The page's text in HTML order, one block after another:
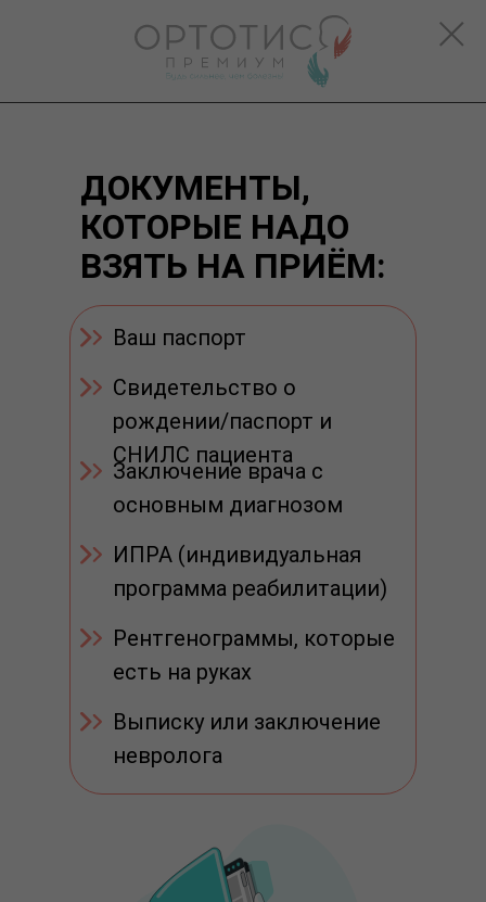
ДОКУМЕНТЫ,
КОТОРЫЕ НАДО
ВЗЯТЬ НА ПРИЁМ:
Ваш паспорт
Свидетельство о
рождении/паспорт и
СНИЛС пациента
Заключение врача с
основным диагнозом
ИПРА (индивидуальная
программа реабилитации)
Рентгенограммы, которые
есть на руках
Выписку или заключение
невролога